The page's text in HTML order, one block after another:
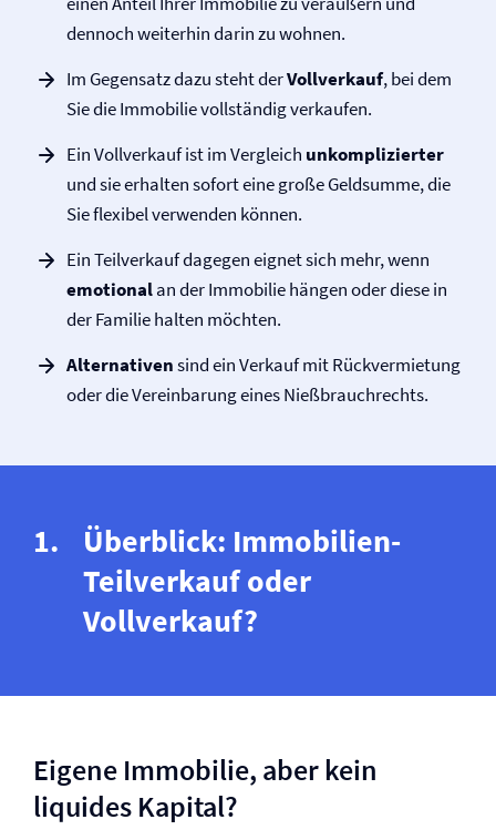
dennoch weiterhin darin zu wohnen.
Im Gegensatz dazu steht derVollverkauf, bei dem
Sie die Immobilie vollständig verkaufen.
Ein Vollverkauf ist im Vergleich unkomplizierter
und sie erhalten sofort eine große Geldsumme, die
Sie flexibel verwenden können.
Ein Teilverkauf dagegen eignet sich mehr, wenn
emotionalan der Immobilie hängen oder diese in
der Familie halten möchten.
Alternativensind ein Verkauf mit Rück­vermietung
oder die Vereinbarung eines Nießbrauchrechts.
Überblick: Immobilien-
Teilverkauf oder
Vollverkauf?
Eigene Immobilie, aber kein
liquides Kapital?